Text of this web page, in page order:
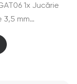
1x Jucărie
3,5 mm…